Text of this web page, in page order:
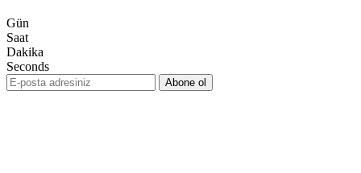
Gün
Saat
Dakika
Seconds